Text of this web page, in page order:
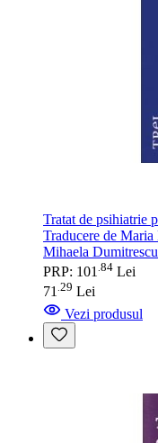
Tratat de psihiatrie
Traducere de
Mihaela Dumitrescu
PRP: 101 84 Lei
71.29 Lei
Vezi produsul